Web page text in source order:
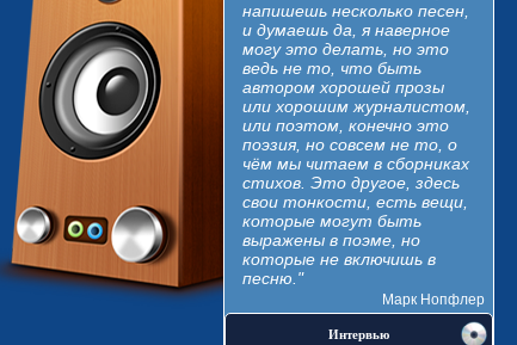
напишешь несколько песен,
и думаешь да, я наверное
могу это делать, но это
ведь не то, что быть
автором хорошей прозы
или хорошим журналистом,
или поэтом, конечно это
поэзия, но совсем не то, о
чём мы читаем в сборниках
стихов. Это другое, здесь
свои тонкости, есть вещи,
которые могут быть
выражены в поэме, но
которые не включишь в
песню."
Марк Нопфлер
Интервью